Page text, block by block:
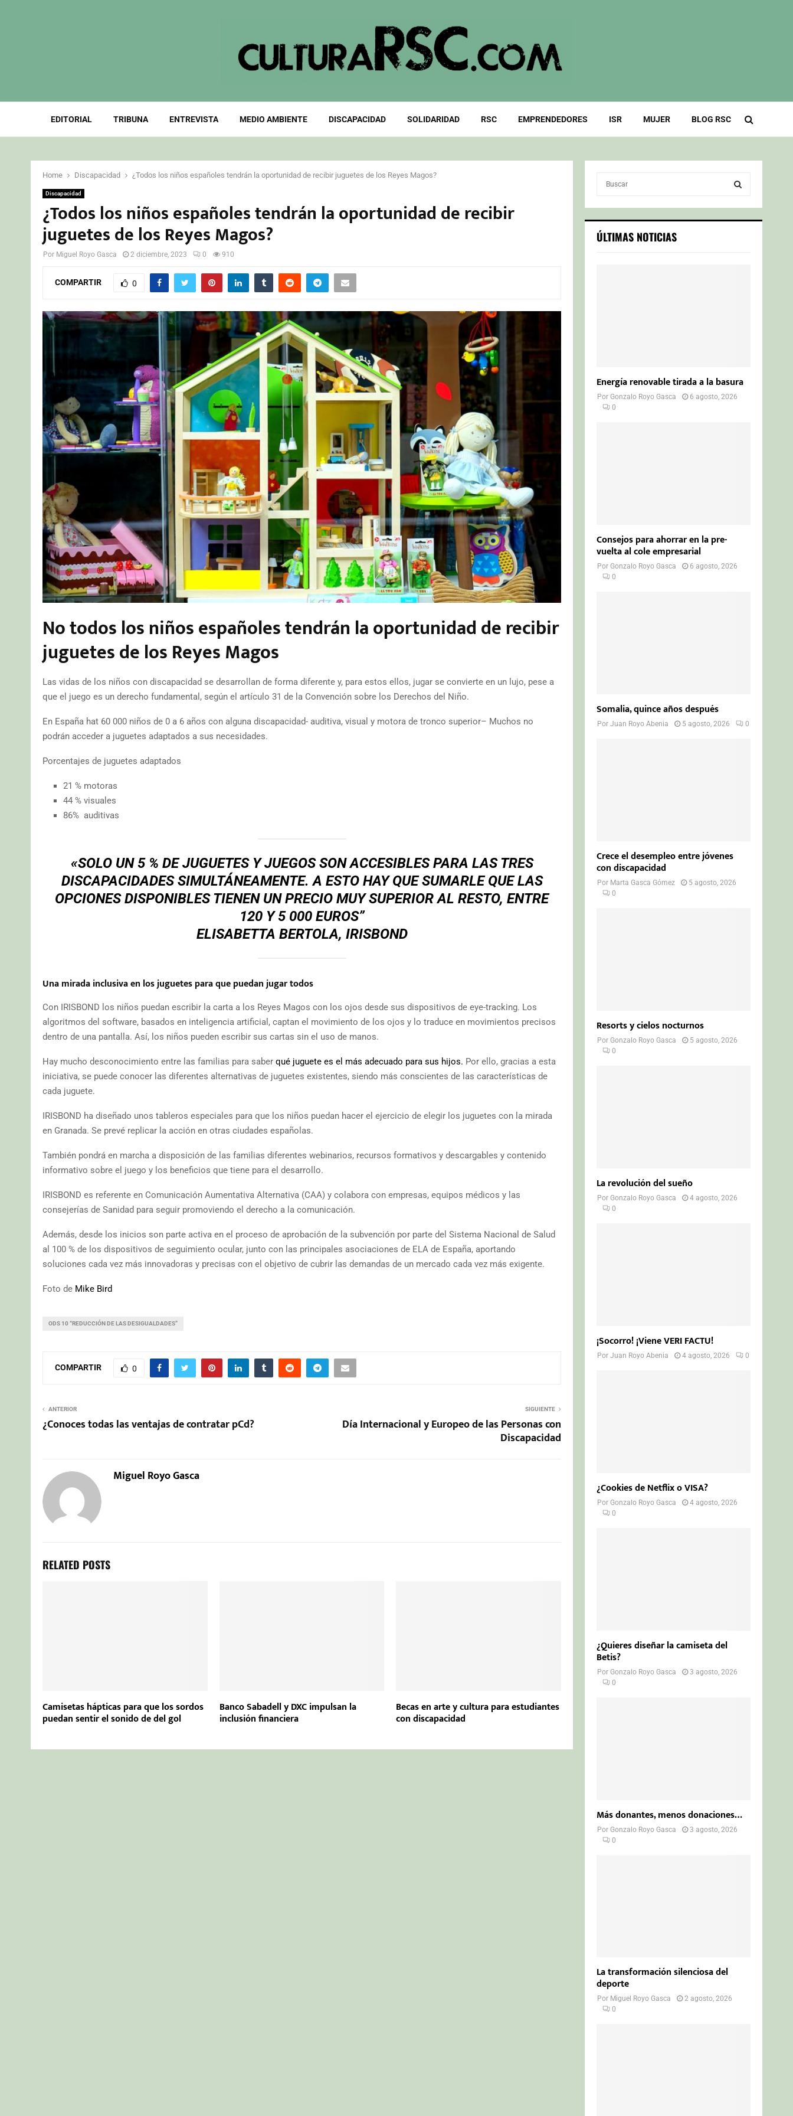
EDITORIAL TRIBUNA ENTREVISTA MEDIO AMBIENTE DISCAPACIDAD SOLIDARIDAD RSC EMPRENDEDORES ISR MUJER BLOG RSC
Home Discapacidad ¿Todos los niños españoles tendrán la oportunidad de recibir juguetes de los Reyes Magos?
Discapacidad
¿Todos los niños españoles tendrán la oportunidad de recibir
juguetes de los Reyes Magos?
Por Miguel Royo Gasca 2 diciembre, 2023 0 910
COMPARTIR 0
No todos los niños españoles tendrán la oportunidad de recibir
juguetes de los Reyes Magos
Las vidas de los niños con discapacidad se desarrollan de forma diferente y, para estos ellos, jugar se convierte en un lujo, pese a
que el juego es un derecho fundamental, según el artículo 31 de la Convención sobre los Derechos del Niño.
En España hat 60 000 niños de 0 a 6 años con alguna discapacidad- auditiva, visual y motora de tronco superior– Muchos no
podrán acceder a juguetes adaptados a sus necesidades.
Porcentajes de juguetes adaptados
21 % motoras
44 % visuales
86% auditivas
«SOLO UN 5 % DE JUGUETES Y JUEGOS SON ACCESIBLES PARA LAS TRES
DISCAPACIDADES SIMULTÁNEAMENTE. A ESTO HAY QUE SUMARLE QUE LAS
OPCIONES DISPONIBLES TIENEN UN PRECIO MUY SUPERIOR AL RESTO, ENTRE
120 Y 5 000 EUROS”
ELISABETTA BERTOLA, IRISBOND
Una mirada inclusiva en los juguetes para que puedan jugar todos
Con IRISBOND los niños puedan escribir la carta a los Reyes Magos con los ojos desde sus dispositivos de eye-tracking. Los
algoritmos del software, basados en inteligencia artificial, captan el movimiento de los ojos y lo traduce en movimientos precisos
dentro de una pantalla. Así, los niños pueden escribir sus cartas sin el uso de manos.
Hay mucho desconocimiento entre las familias para saber qué juguete es el más adecuado para sus hijos. Por ello, gracias a esta
iniciativa, se puede conocer las diferentes alternativas de juguetes existentes, siendo más conscientes de las características de
cada juguete.
IRISBOND ha diseñado unos tableros especiales para que los niños puedan hacer el ejercicio de elegir los juguetes con la mirada
en Granada. Se prevé replicar la acción en otras ciudades españolas.
También pondrá en marcha a disposición de las familias diferentes webinarios, recursos formativos y descargables y contenido
informativo sobre el juego y los beneficios que tiene para el desarrollo.
IRISBOND es referente en Comunicación Aumentativa Alternativa (CAA) y colabora con empresas, equipos médicos y las
consejerías de Sanidad para seguir promoviendo el derecho a la comunicación.
Además, desde los inicios son parte activa en el proceso de aprobación de la subvención por parte del Sistema Nacional de Salud
al 100 % de los dispositivos de seguimiento ocular, junto con las principales asociaciones de ELA de España, aportando
soluciones cada vez más innovadoras y precisas con el objetivo de cubrir las demandas de un mercado cada vez más exigente.
Foto de Mike Bird
ODS 10 “REDUCCIÓN DE LAS DESIGUALDADES”
COMPARTIR 0
ANTERIOR
¿Conoces todas las ventajas de contratar pCd?
SIGUIENTE
Día Internacional y Europeo de las Personas con
Discapacidad
Miguel Royo Gasca
RELATED POSTS
Camisetas hápticas para que los sordos
puedan sentir el sonido de del gol
Banco Sabadell y DXC impulsan la
inclusión financiera
Becas en arte y cultura para estudiantes
con discapacidad
c
h
S
ÚLTIMAS NOTICIAS
Energía renovable tirada a la basura
PorGonzalo Royo Gasca
6 agosto, 2026
0
Consejos para ahorrar en la pre-
vuelta al cole empresarial
PorGonzalo Royo Gasca
6 agosto, 2026
0
Somalia, quince años después
PorJuan Royo Abenia 5 agosto, 2026 0
Crece el desempleo entre jóvenes
con discapacidad
Por Marta Gasca Gómez
5 agosto, 2026
0
Resorts y cielos nocturnos
PorGonzalo Royo Gasca
5 agosto, 2026
0
La revolución del sueño
PorGonzalo Royo Gasca
4 agosto, 2026
0
¡Socorro! ¡Viene VERI FACTU!
PorJuan Royo Abenia 4 agosto, 2026 0
¿Cookies de Netflix o VISA?
PorGonzalo Royo Gasca
4 agosto, 2026
0
¿Quieres diseñar la camiseta del
Betis?
PorGonzalo Royo Gasca
3 agosto, 2026
0
Más donantes, menos donaciones…
PorGonzalo Royo Gasca
3 agosto, 2026
0
La transformación silenciosa del
deporte
Por Miguel Royo Gasca
2 agosto, 2026
0